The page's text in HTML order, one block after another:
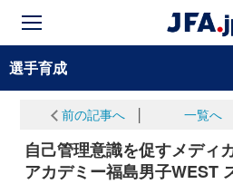
選手育成
前の記事へ 一覧へ
自己管理意識を促すメデ
アカデミー福島男子WEST